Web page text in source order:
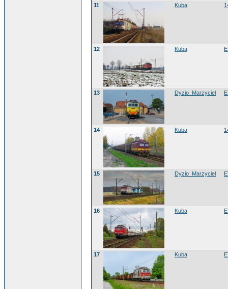
11 Kuba
12 Kuba
13 Dyzio_Marzyciel
14 Kuba
15 Dyzio_Marzyciel
16 Kuba
17 Kuba